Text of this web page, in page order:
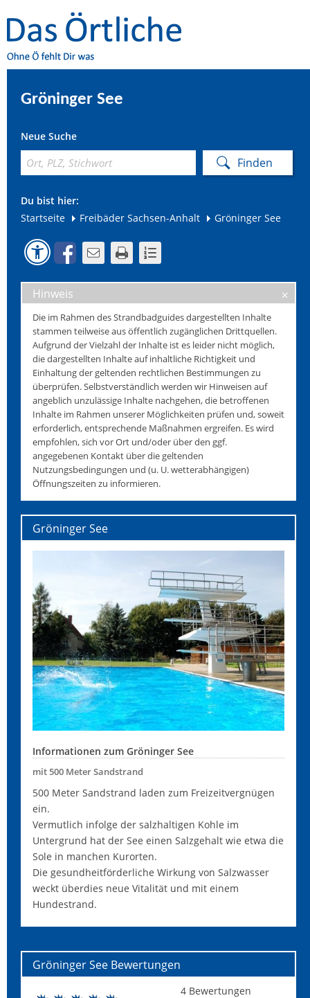
Gröninger See
Neue Suche
Du bist hier:
Startseite
Freibäder Sachsen-Anhalt Gröninger See
Hinweis
Die im Rahmen des Strandbadguides dargestellten Inhalte
stammen teilweise aus öffentlich zugänglichen Drittquellen.
Aufgrund der Vielzahl der Inhalte ist es leider nicht möglich,
die dargestellten Inhalte auf inhaltliche Richtigkeit und
Einhaltung der geltenden rechtlichen Bestimmungen zu
überprüfen. Selbstverständlich werden wir Hinweisen auf
angeblich unzulässige Inhalte nachgehen, die betroffenen
Inhalte im Rahmen unserer Möglichkeiten prüfen und, soweit
erforderlich, entsprechende Maßnahmen ergreifen. Es wird
empfohlen, sich vor Ort und/oder über den ggf.
angegebenen Kontakt über die geltenden
Nutzungsbedingungen und (u. U. wetterabhängigen)
Öffnungszeiten zu informieren.
Gröninger See
Informationen zum Gröninger See
mit 500 Meter Sandstrand
500 Meter Sandstrand laden zum Freizeitvergnügen
ein.
Vermutlich infolge der salzhaltigen Kohle im
Untergrund hat der See einen Salzgehalt wie etwa die
Sole in manchen Kurorten.
Die gesundheitförderliche Wirkung von Salzwasser
weckt überdies neue Vitalität und mit einem
Hundestrand.
Gröninger See Bewertungen
4 Bewertungen